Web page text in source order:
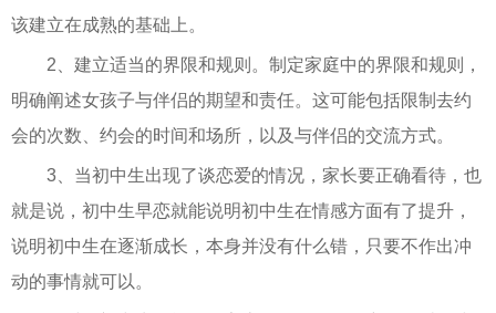
该建立在成熟的基础上。
2、建立适当的界限和规则。制定家庭中的界限和规则，
明确阐述女孩子与伴侣的期望和责任。这可能包括限制去约
会的次数、约会的时间和场所，以及与伴侣的交流方式。
3、当初中生出现了谈恋爱的情况，家长要正确看待，也
就是说，初中生早恋就能说明初中生在情感方面有了提升，
说明初中生在逐渐成长，本身并没有什么错，只要不作出冲
动的事情就可以。